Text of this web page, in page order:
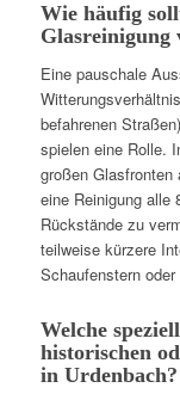
Wie häufig
Glasreinigung
Eine pauschale
befahrenen
spielen eine Rolle.
großen
eine Reinigung alle
Rückstände zu
teilweise kürzere
Schaufenstern
Welche
historischen
in Urdenbach?